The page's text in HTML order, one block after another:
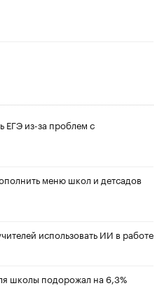
ЕГЭ из-за проблем с
меню школ и детсадов
использовать ИИ в работе
школы подорожал на 6,3%